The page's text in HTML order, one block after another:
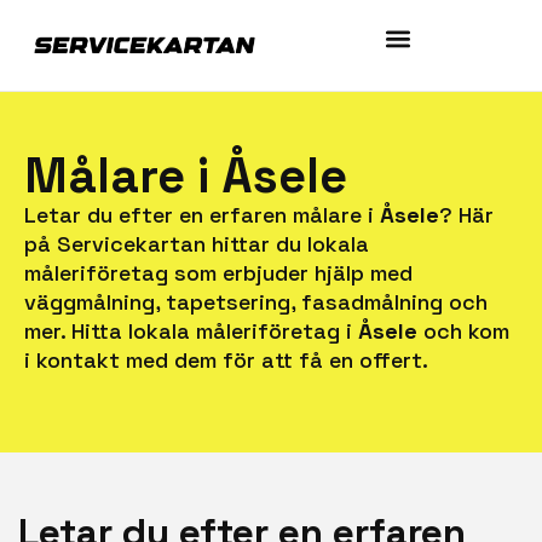
Målare i Åsele
Letar du efter en erfaren målare i Åsele? Här
på Servicekartan hittar du lokala
måleriföretag som erbjuder hjälp med
väggmålning, tapetsering, fasadmålning och
mer. Hitta lokala måleriföretag i Åsele och kom
i kontakt med dem för att få en offert.